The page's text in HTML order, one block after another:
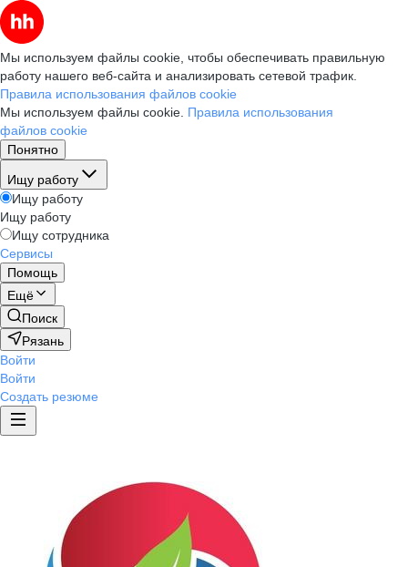
Мы используем файлы cookie, чтобы обеспечивать правильную
работу нашего веб-сайта и анализировать сетевой трафик.
Правила использования файлов cookie
Мы используем файлы cookie. Правила использования
файлов cookie
Понятно
Ищу работу
Ищу работу
Ищу работу
Ищу сотрудника
Сервисы
Помощь
Ещё
Поиск
Рязань
Войти
Войти
Создать резюме